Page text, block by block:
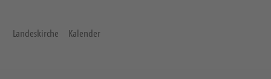
Landeskirche Kalender